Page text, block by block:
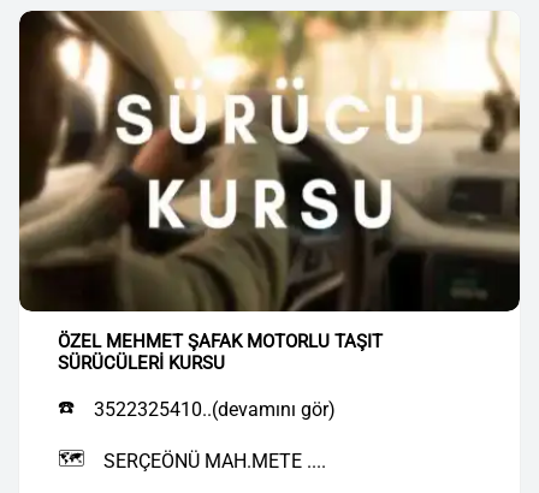
ÖZEL MEHMET ŞAFAK MOTORLU TAŞIT
SÜRÜCÜLERİ KURSU
☎️ 3522325410..(devamını gör)
🗺️ SERÇEÖNÜ MAH.METE ....